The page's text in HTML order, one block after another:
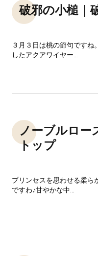
破邪の小槌｜
３月３日は桃の節句です
したアクアワイヤー...
ノーブルロー
トップ
プリンセスを思わせる柔ら
ですわ♪甘やかな中...